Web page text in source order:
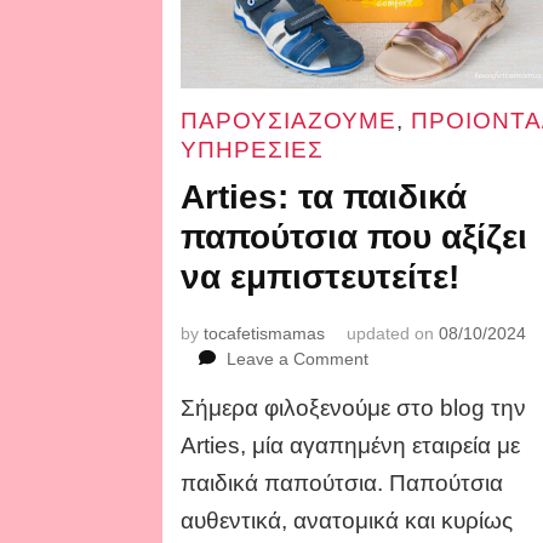
ΠΑΡΟΥΣΙΑΖΟΥΜΕ,
ΥΠΗΡΕΣΙΕΣ
Arties: τα παιδικά
παπούτσια που αξίζει
να εμπιστευτείτε!
bytocafetismamas updated on08/10/2024
Leave a Commenton
τα
παιδικά
παπούτσια
που
αξίζει
να
Σήμερα φιλοξενούμε στο blog την
Arties, μία αγαπημένη εταιρεία με
παιδικά παπούτσια. Παπούτσια
αυθεντικά, ανατομικά και κυρίως